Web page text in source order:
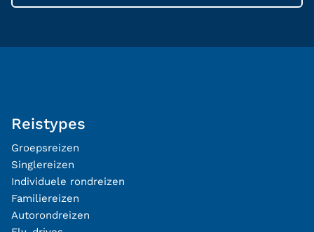
Reistypes
Groepsreizen
Singlereizen
Individuele rondreizen
Familiereizen
Autorondreizen